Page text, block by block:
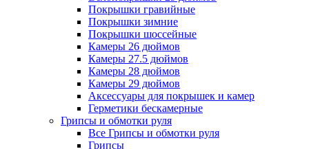
Покрышки гравийные
Покрышки зимние
Покрышки шоссейные
Камеры 26 дюймов
Камеры 27.5 дюймов
Камеры 28 дюймов
Камеры 29 дюймов
Аксессуары для покрышек и камер
Герметики бескамерные
Грипсы и обмотки руля
Все Грипсы и обмотки руля
Грипсы